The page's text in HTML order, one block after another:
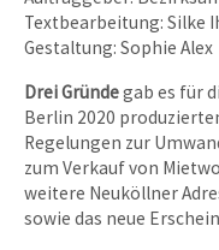
Textbearbeitung: Silke
Gestaltung: Sophie Alex
Drei Gründegab es für
Berlin 2020
Regelungen zur
zum Verkauf von
weitere Neuköllner
sowie das neue